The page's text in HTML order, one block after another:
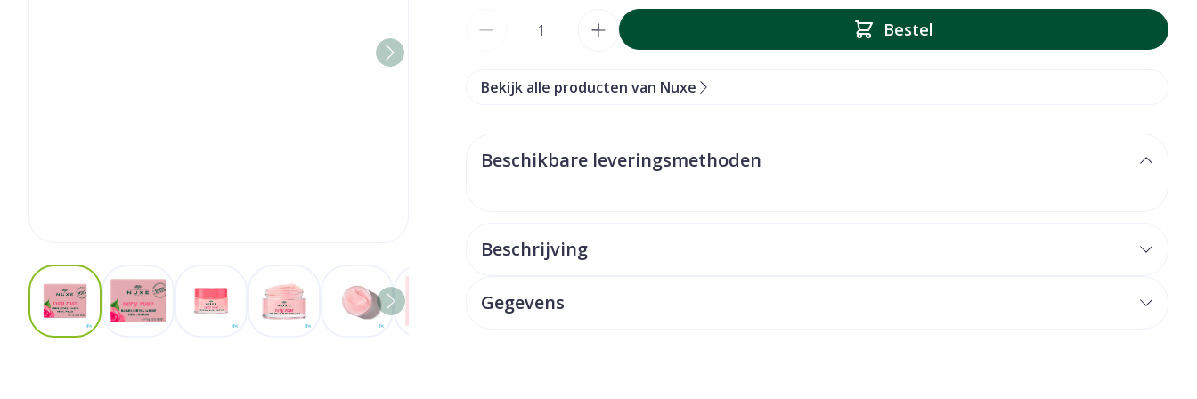
View larger imageView larger image View larger image
Bestel
Bekijk alle producten van Nuxe
Beschikbare leveringsmethoden
Beschrijving
Gegevens